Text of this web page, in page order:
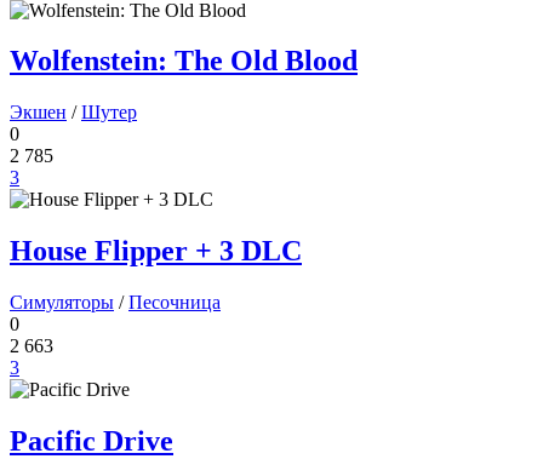
Wolfenstein: The Old Blood
Экшен /Шутер
0
2 785
3
House Flipper + 3 DLC
Симуляторы /Песочница
0
2 663
3
Pacific Drive